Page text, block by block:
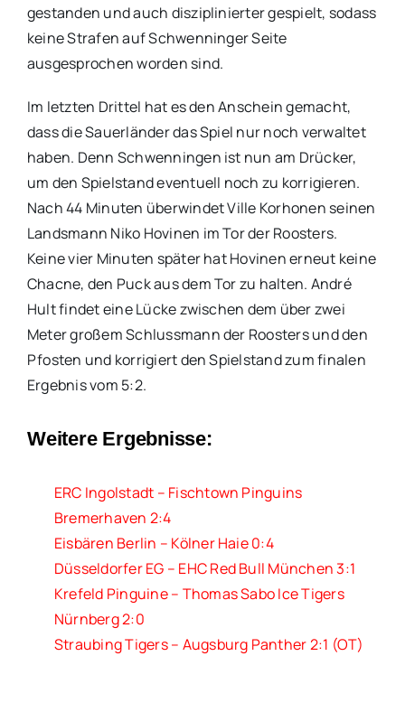
gestanden und auch disziplinierter gespielt, sodass
keine Strafen auf Schwenninger Seite
ausgesprochen worden sind.
Im letzten Drittel hat es den Anschein gemacht,
dass die Sauerländer das Spiel nur noch verwaltet
haben. Denn Schwenningen ist nun am Drücker,
um den Spielstand eventuell noch zu korrigieren.
Nach 44 Minuten überwindet Ville Korhonen seinen
Landsmann Niko Hovinen im Tor der Roosters.
Keine vier Minuten später hat Hovinen erneut keine
Chacne, den Puck aus dem Tor zu halten. André
Hult findet eine Lücke zwischen dem über zwei
Meter großem Schlussmann der Roosters und den
Pfosten und korrigiert den Spielstand zum finalen
Ergebnis vom 5:2.
Weitere Ergebnisse:
ERC Ingolstadt – Fischtown Pinguins
Bremerhaven 2:4
Eisbären Berlin – Kölner Haie 0:4
Düsseldorfer EG – EHC Red Bull München 3:1
Krefeld Pinguine – Thomas Sabo Ice Tigers
Nürnberg 2:0
Straubing Tigers – Augsburg Panther 2:1 (OT)